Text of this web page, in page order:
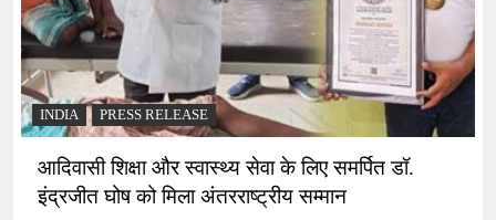
INDIA PRESS RELEASE
आदिवासी शिक्षा और स्वास्थ्य सेवा के लिए समर्पित डॉ.
इंद्रजीत घोष को मिला अंतरराष्ट्रीय सम्मान